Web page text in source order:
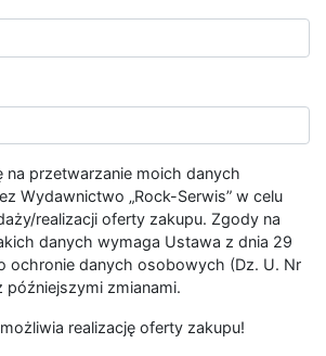
na przetwarzanie moich danych
Wydawnictwo „Rock-Serwis” w celu
realizacji oferty zakupu. Zgody na
danych wymaga Ustawa z dnia 29
ochronie danych osobowych (Dz. U. Nr
późniejszymi zmianami.
realizację oferty zakupu!